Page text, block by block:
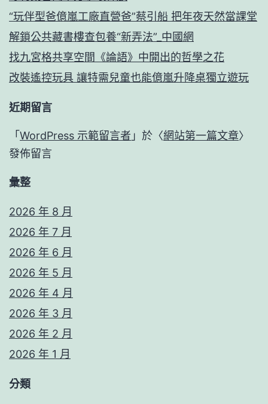
“玩伴型爸億嵐工廠直營爸”蔡引船 把年夜天然當課堂
解鎖公共藏書樓查包養“新弄法”_中國網
找九宮格共享空間《論語》中開出的哲學之花
改裝遙控玩具 讓特需兒童也能億嵐升降桌獨立遊玩
近期留言
「 WordPress 示範留言者 」於〈網站第一篇文章〉
發佈留言
彙整
2026 年 8 月
2026 年 7 月
2026 年 6 月
2026 年 5 月
2026 年 4 月
2026 年 3 月
2026 年 2 月
2026 年 1 月
分類